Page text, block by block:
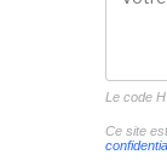
Le code
Ce site